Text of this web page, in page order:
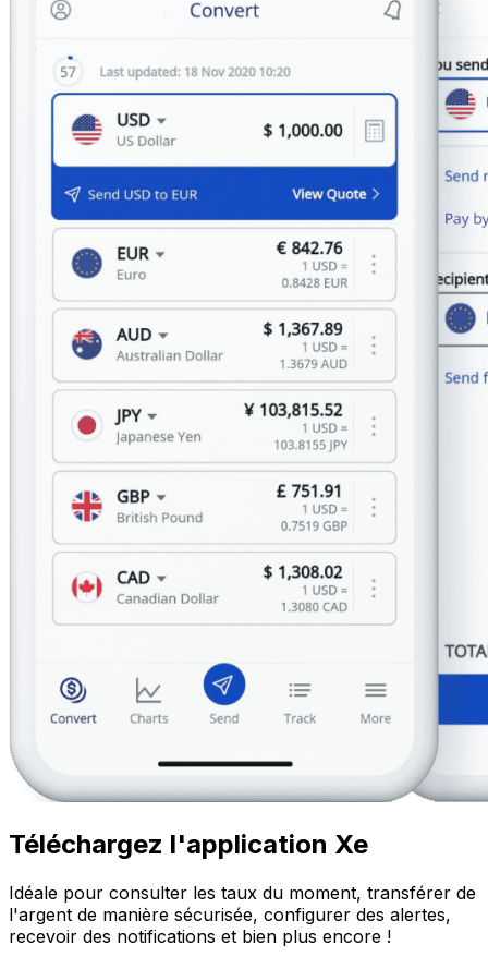
Téléchargez l'application Xe
Idéale pour consulter les taux du moment, transférer de
l'argent de manière sécurisée, configurer des alertes,
recevoir des notifications et bien plus encore !